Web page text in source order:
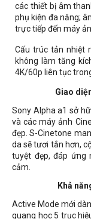
các thiết bị âm
phụ kiện đa năng;
trực tiếp đến máy
Cấu trúc tản nhiệt
không làm tăng
4K/60p liên tục
Giao
Sony Alpha a1 sở
và các máy ảnh
đẹp. S-Cinetone
da sẽ tươi tắn hơn,
tuyệt đẹp, đáp ứng
cảm.
Khả
Active Mode mới
quang học 5 trục